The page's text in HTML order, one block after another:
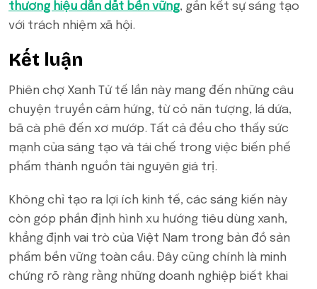
thương hiệu dẫn dắt bền vững, gắn kết sự sáng tạo
với trách nhiệm xã hội.
Kết luận
Phiên chợ Xanh Tử tế lần này mang đến những câu
chuyện truyền cảm hứng, từ cỏ năn tượng, lá dứa,
bã cà phê đến xơ mướp. Tất cả đều cho thấy sức
mạnh của sáng tạo và tái chế trong việc biến phế
phẩm thành nguồn tài nguyên giá trị.
Không chỉ tạo ra lợi ích kinh tế, các sáng kiến này
còn góp phần định hình xu hướng tiêu dùng xanh,
khẳng định vai trò của Việt Nam trong bản đồ sản
phẩm bền vững toàn cầu. Đây cũng chính là minh
chứng rõ ràng rằng những doanh nghiệp biết khai